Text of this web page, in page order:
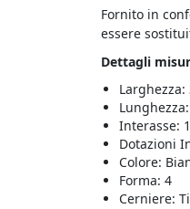
Fornito in
essere
Dettagli
Larghezza:
Interasse:
Dotazioni
Colore:
Forma: 4
Cerniere: